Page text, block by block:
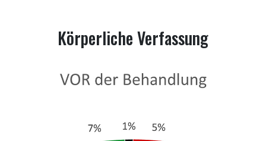
Körperliche Verfassung